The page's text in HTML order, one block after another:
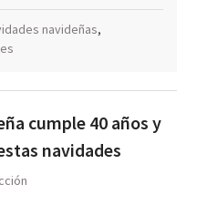
navideñas,
cumple 40 años y
navidades